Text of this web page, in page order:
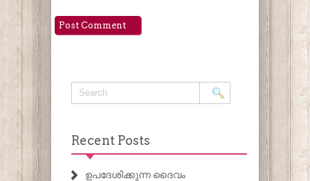
Recent Posts
ഉപദേശിക്കുന്ന ദൈവം